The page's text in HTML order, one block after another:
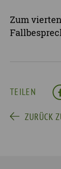
Zum
TEILEN
ZURÜCK